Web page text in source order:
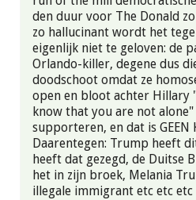
den duur voor The Donald
zo hallucinant wordt het
eigenlijk niet te geloven: de
Orlando-killer, degene dus
doodschoot omdat ze
open en bloot achter Hillary
know that you are not
supporteren, en dat is GEEN
Daarentegen: Trump heeft
heeft dat gezegd, de Duitse
het in zijn broek, Melania
illegale immigrant etc etc etc